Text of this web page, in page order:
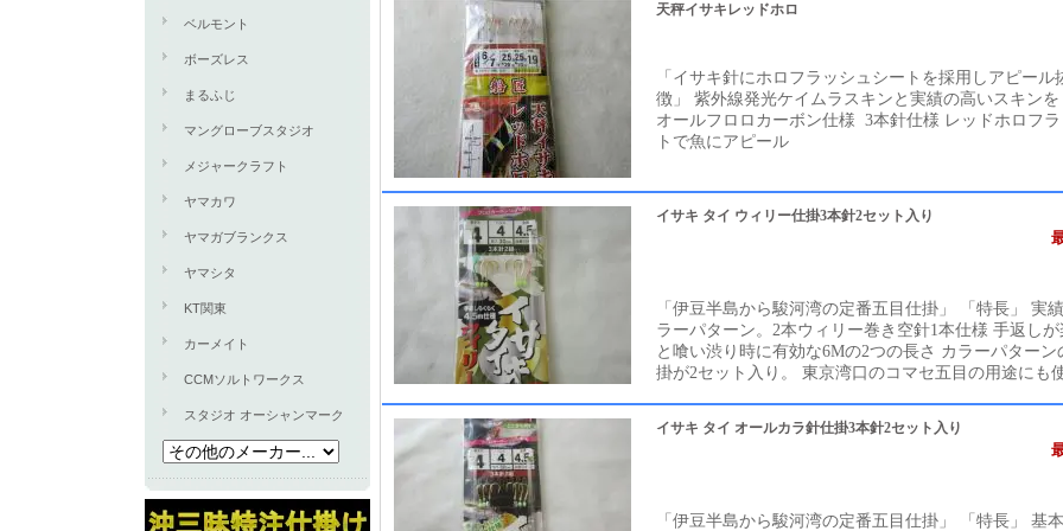
ベルモント
ボーズレス
まるふじ
マングローブスタジオ
メジャークラフト
ヤマカワ
ヤマガブランクス
ヤマシタ
KT関東
カーメイト
CCMソルトワークス
スタジオ オーシャンマーク
天秤イサキレッドホロ
「イサキ針にホロフラッシュシートを採用しアピール
徴」 紫外線発光ケイムラスキンと実績の高いスキン
オールフロロカーボン仕様 3本針仕様 レッドホロフ
トで魚にアピール
イサキ タイ ウィリー仕掛3本針2セット入り
「伊豆半島から駿河湾の定番五目仕掛」 「特長」 実
ラーパターン。2本ウィリー巻き空針1本仕様 手返しが
と喰い渋り時に有効な6Mの2つの長さ カラーパターン
掛が2セット入り。 東京湾口のコマセ五目の用途にも
イサキ タイ オールカラ針仕掛3本針2セット入り
「伊豆半島から駿河湾の定番五目仕掛」 「特長」 基